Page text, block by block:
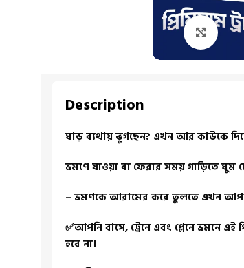
Click
Description
ঘাড় ব্যথায় ভুগছেন? এখন আর কাউকে
ভ্রমণে যাওয়া বা ফেরার সময় গাড়িতে
– ভ্রমণকে আরামের করে তুলতে এখন
✅আপনি বাসে, ট্রেনে এবং প্লেনে ভ্রমনে
হবে না।